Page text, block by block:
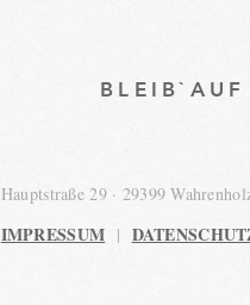
Hauptstraße 29 · 29399
IMPRESSUM |